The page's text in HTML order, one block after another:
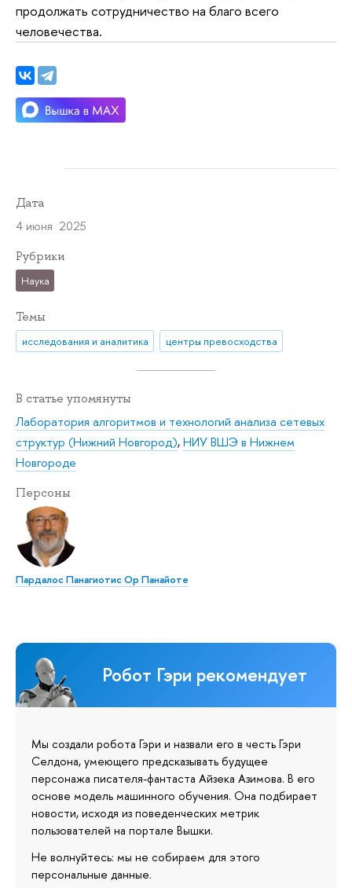
продолжать сотрудничество на благо всего
человечества.
Дата
4 июня 2025
Рубрики
Наука
Темы
исследования и аналитика центры превосходства
В статье упомянуты
Лаборатория алгоритмов и технологий анализа сетевых
структур (Нижний Новгород),НИУ ВШЭ в Нижнем
Новгороде
Персоны
Пардалос Панагиотис Ор Панайоте
Робот Гэри рекомендует
Мы создали робота Гэри и назвали его в честь Гэри
Селдона, умеющего предсказывать будущее
персонажа писателя-фантаста Айзека Азимова. В его
основе модель машинного обучения. Она подбирает
новости, исходя из поведенческих метрик
пользователей на портале Вышки.
Не волнуйтесь: мы не собираем для этого
персональные данные.